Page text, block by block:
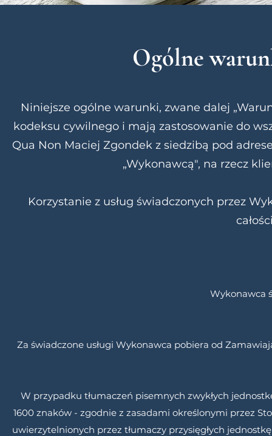
Ogólne
Niniejsze ogólne warunki, zwane dalej
kodeksu cywilnego i mają zastosowanie do
Qua Non Maciej Zgondek z siedzibą pod
„Wykonawcą", na rzecz
Korzystanie z usług świadczonych przez
Wykonawca
Za świadczone usługi Wykonawca pobiera od
W przypadku tłumaczeń pisemnych zwykłych
1600 znaków - zgodnie z zasadami określonymi przez
uwierzytelnionych przez tłumaczy przysięgłych